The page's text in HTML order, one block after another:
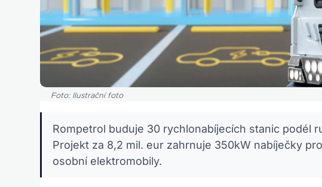
Foto: Ilustrační foto
Rompetrol buduje 30 rychlonabíjecích stanic podél
Projekt za 8,2 mil. eur zahrnuje 350kW nabíječky
osobní elektromobily.